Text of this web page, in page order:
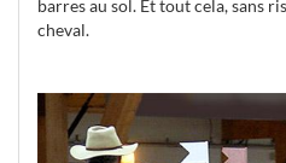
barres au sol. Et tout cela, sans
cheval.